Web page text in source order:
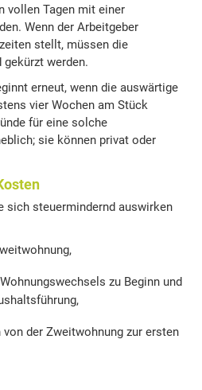
vollen Tagen mit einer
Wenn der Arbeitgeber
stellt, müssen die
gekürzt werden.
erneut, wenn die auswärtige
vier Wochen am Stück
für eine solche
sie können privat oder
sich steuermindernd auswirken
zu Beginn und
der Zweitwohnung zur ersten